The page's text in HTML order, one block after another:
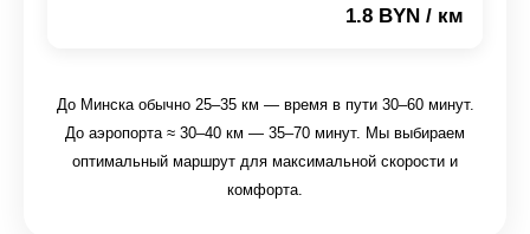
1.8 BYN / км
До Минска обычно 25–35 км — время в пути 30–60 минут.
До аэропорта ≈ 30–40 км — 35–70 минут. Мы выбираем
оптимальный маршрут для максимальной скорости и
комфорта.